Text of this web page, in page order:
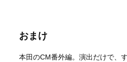
おまけ
本田のCM番外編。演出だけで、